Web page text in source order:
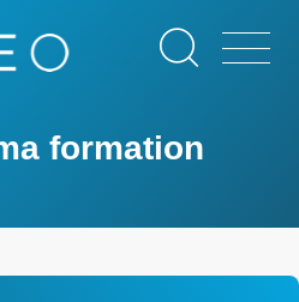
formation